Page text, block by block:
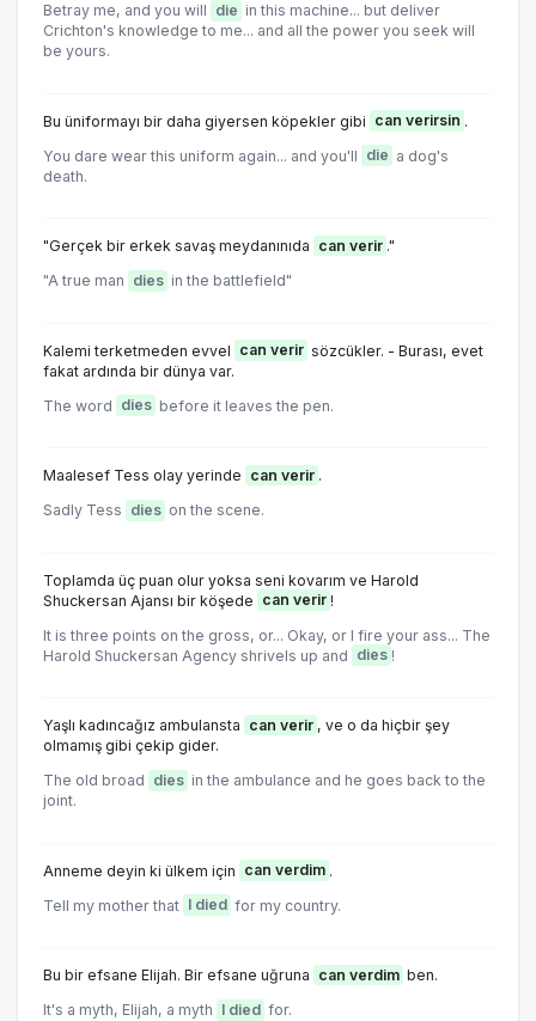
Betray me, and you will die in this machine... but deliver
Crichton's knowledge to me... and all the power you seek will
be yours.
Bu üniformayı bir daha giyersen köpekler gibi can verirsin .
You dare wear this uniform again... and you'll die a dog's
death.
"Gerçek bir erkek savaş meydanınıda can verir ."
"A true man dies in the battlefield"
Kalemi terketmeden evvel can verir sözcükler. - Burası, evet
fakat ardında bir dünya var.
The word dies before it leaves the pen.
Maalesef Tess olay yerinde can verir .
Sadly Tess dies on the scene.
Toplamda üç puan olur yoksa seni kovarım ve Harold
Shuckersan Ajansı bir köşede can verir !
It is three points on the gross, or... Okay, or I fire your ass... The
Harold Shuckersan Agency shrivels up and dies !
Yaşlı kadıncağız ambulansta can verir , ve o da hiçbir şey
olmamış gibi çekip gider.
The old broad dies in the ambulance and he goes back to the
joint.
Anneme deyin ki ülkem için can verdim .
Tell my mother that
I died for my country.
Bu bir efsane Elijah. Bir efsane uğruna can verdim ben.
It's a myth, Elijah, a myth I died for.